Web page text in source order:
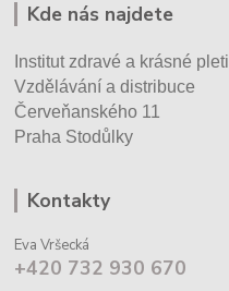
Kde nás najdete
Institut zdravé a krásné pleti
Vzdělávání a distribuce
Červeňanského 11
Praha Stodůlky
Kontakty
Eva Vršecká
+420 732 930 670